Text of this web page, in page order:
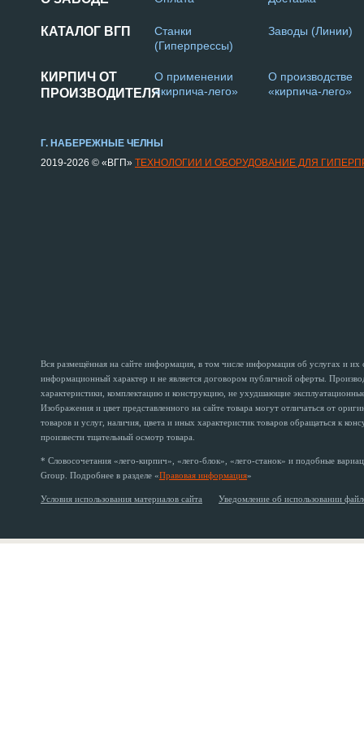
КАТАЛОГ ВГП
Станки
(Гиперпрессы)
Заводы (Линии)
КИРПИЧ ОТ
ПРОИЗВОДИТЕЛЯ
О применении
«кирпича-лего»
О производстве
«кирпича-лего»
Г. НАБЕРЕЖНЫЕ ЧЕЛНЫ
2019-2026 © «ВГП» ТЕХНОЛОГИИ И ОБОРУДОВАНИЕ ДЛЯ
Вся размещённая на сайте информация, в том числе информация об услугах и
информационный характер и не является договором публичной оферты.
характеристики, комплектацию и конструкцию, не ухудшающие
Изображения и цвет представленного на сайте товара могут отличаться от
товаров и услуг, наличия, цвета и иных характеристик товаров обращаться к
произвести тщательный осмотр товара.
* Словосочетания «лего-кирпич», «лего-блок», «лего-станок» и подобные
Group. Подробнее в разделе «Правовая информация»
Условия использования материалов сайта Уведомление об использовании